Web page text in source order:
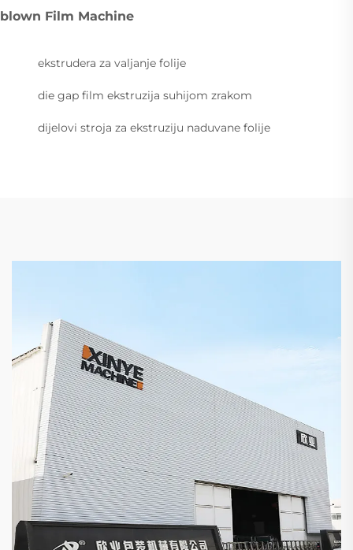
blown Film Machine
ekstrudera za valjanje folije
die gap film ekstruzija suhijom zrakom
dijelovi stroja za ekstruziju naduvane folije